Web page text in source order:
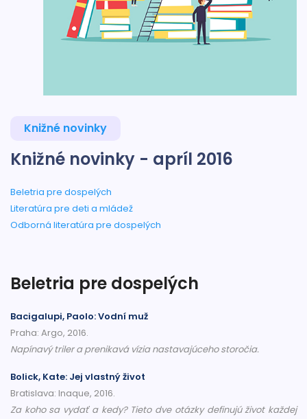
Knižné novinky
Knižné novinky - apríl 2016
Beletria pre dospelých
Literatúra pre deti a mládež
Odborná literatúra pre dospelých
Beletria pre dospelých
Bacigalupi, Paolo: Vodní muž
Praha: Argo, 2016.
Napínavý triler a prenikavá vízia nastavajúceho storočia.
Bolick, Kate: Jej vlastný život
Bratislava: Inaque, 2016.
Za koho sa vydať a kedy? Tieto dve otázky definujú život každej